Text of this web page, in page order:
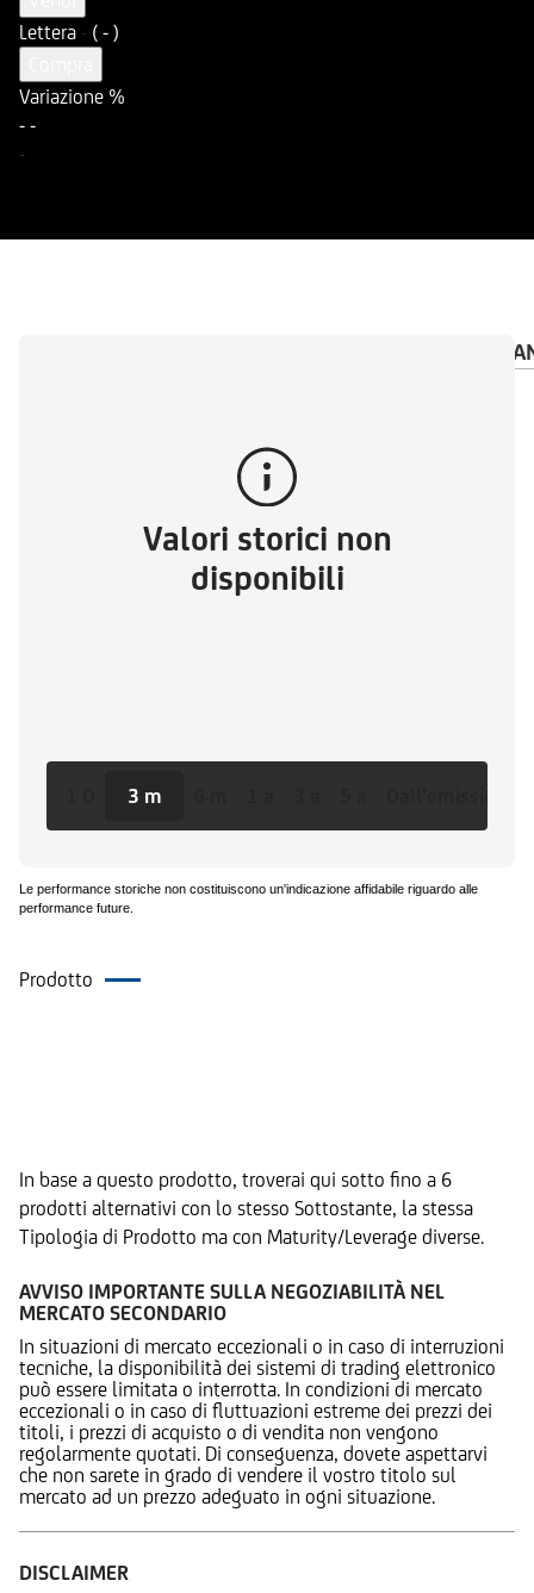
Lettera - ( - )
Variazione %
- -
-
AVVISO
Valori storici non
disponibili
3 m
Le performance storiche non costituiscono un'indicazione affidabile riguardo alle
performance future.
Prodotto
In base a questo prodotto, troverai qui sotto fino a 6
prodotti alternativi con lo stesso Sottostante, la stessa
Tipologia di Prodotto ma con Maturity/Leverage diverse.
AVVISO IMPORTANTE SULLA NEGOZIABILITÀ NEL
MERCATO SECONDARIO
In situazioni di mercato eccezionali o in caso di interruzioni
tecniche, la disponibilità dei sistemi di trading elettronico
può essere limitata o interrotta. In condizioni di mercato
eccezionali o in caso di fluttuazioni estreme dei prezzi dei
titoli, i prezzi di acquisto o di vendita non vengono
regolarmente quotati. Di conseguenza, dovete aspettarvi
che non sarete in grado di vendere il vostro titolo sul
mercato ad un prezzo adeguato in ogni situazione.
DISCLAIMER